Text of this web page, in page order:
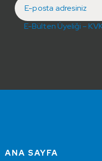
E-Bülten Üyeliği –
ANA SAYFA